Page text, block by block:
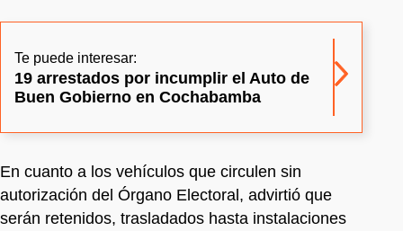
Te puede interesar:
19 arrestados por incumplir el Auto de
Buen Gobierno en Cochabamba
En cuanto a los vehículos que circulen sin
autorización del Órgano Electoral, advirtió que
serán retenidos, trasladados hasta instalaciones